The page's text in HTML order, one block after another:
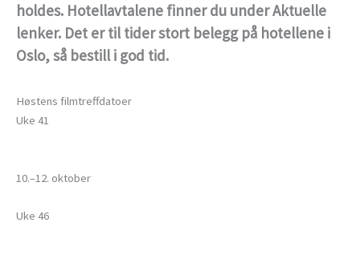
holdes. Hotellavtalene finner du under Aktuelle
lenker. Det er til tider stort belegg på hotellene i
Oslo, så bestill i god tid.
Høstens filmtreffdatoer
Uke 41
10.–12. oktober
Uke 46